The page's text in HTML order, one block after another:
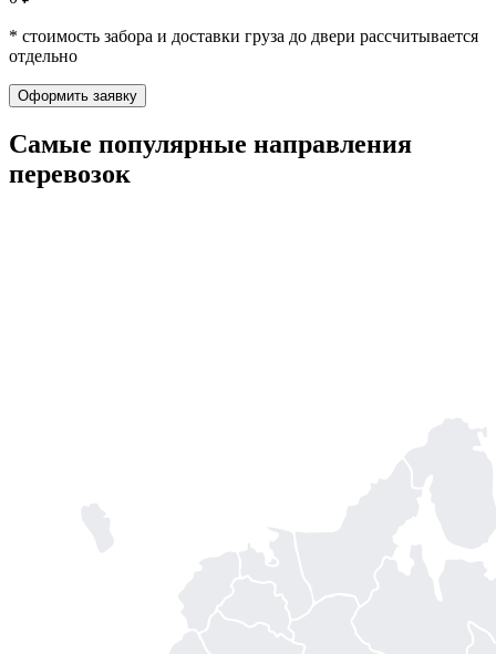
* стоимость забора и доставки груза до двери рассчитывается
отдельно
Оформить заявку
Самые популярные направления
перевозок